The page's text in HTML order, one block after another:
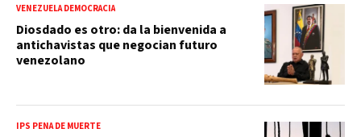
VENEZUELA DEMOCRACIA
Diosdado es otro: da la bienvenida a
antichavistas que negocian futuro
venezolano
IPS PENA DE MUERTE